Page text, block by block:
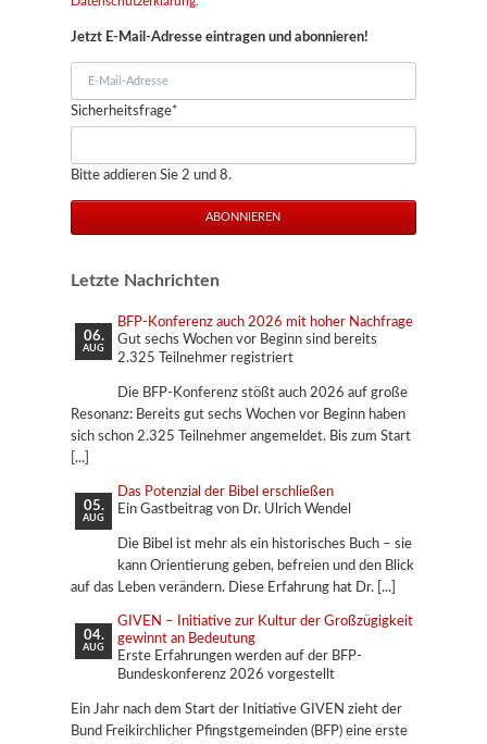
Jetzt E-Mail-Adresse eintragen und abonnieren!
Adresse
Pflichtfeld
Sicherheitsfrage*
Bitte addieren Sie 2 und 8.
ABONNIEREN
Letzte Nachrichten
06.
AUG
BFP-Konferenz auch 2026 mit hoher Nachfrage
Gut sechs Wochen vor Beginn sind bereits
2.325 Teilnehmer registriert
Die BFP-Konferenz stößt auch 2026 auf große
Resonanz: Bereits gut sechs Wochen vor Beginn haben
sich schon 2.325 Teilnehmer angemeldet. Bis zum Start
05.
AUG
Das Potenzial der Bibel erschließen
Ein Gastbeitrag von Dr. Ulrich Wendel
Die Bibel ist mehr als ein historisches Buch – sie
kann Orientierung geben, befreien und den Blick
auf das Leben verändern. Diese Erfahrung hat Dr.
04.
AUG
GIVEN – Initiative zur Kultur der Großzügigkeit
gewinnt an Bedeutung
Erste Erfahrungen werden auf der BFP-
Bundeskonferenz 2026 vorgestellt
Ein Jahr nach dem Start der Initiative GIVEN zieht der
Bund Freikirchlicher Pfingstgemeinden (BFP) eine erste